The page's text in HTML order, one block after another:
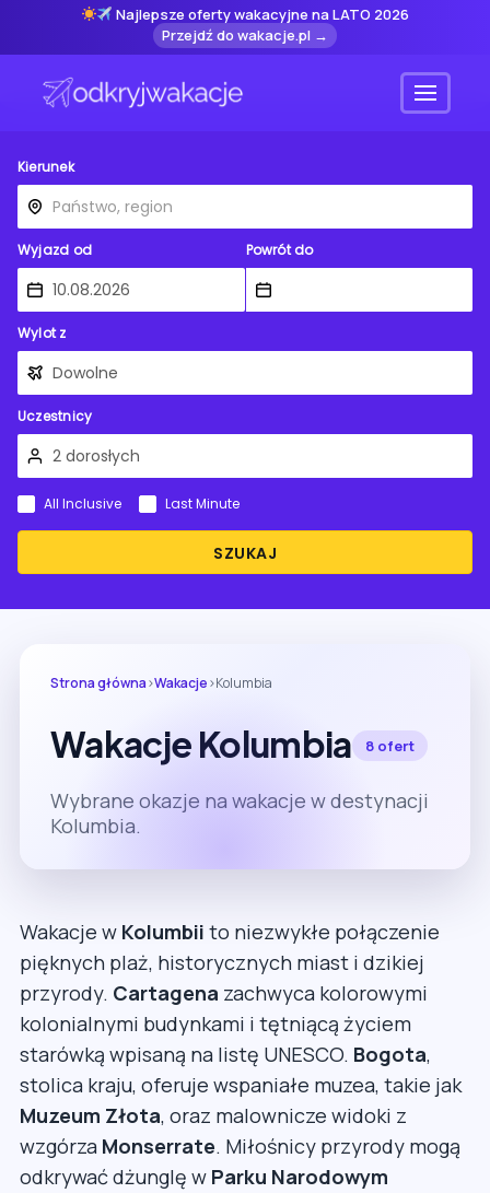
Najlepsze oferty wakacyjne na LATO 2026
Przejdź do wakacje.pl →
Menu
Kierunek
Wyjazd od Powrót do
Wylot z
Uczestnicy
SZUKAJ
All Inclusive Last Minute
Strona główna›Wakacje›Kolumbia
Wakacje Kolumbia 8 ofert
Wybrane okazje na wakacje w destynacji
Kolumbia.
Wakacje w Kolumbii to niezwykłe połączenie
pięknych plaż, historycznych miast i dzikiej
przyrody. Cartagena zachwyca kolorowymi
kolonialnymi budynkami i tętniącą życiem
starówką wpisaną na listę UNESCO. Bogota,
stolica kraju, oferuje wspaniałe muzea, takie jak
Muzeum Złota, oraz malownicze widoki z
wzgórza Monserrate. Miłośnicy przyrody mogą
odkrywać dżunglę w Parku Narodowym